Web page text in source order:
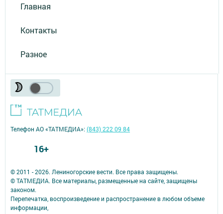
Главная
Контакты
Разное
© 2011 - 2026. Лениногорские вести. Все права защищены.
© ТАТМЕДИА. Все материалы, размещенные на сайте, защищены
законом.
Перепечатка, воспроизведение и распространение в любом объеме
информации,
Телефон АО «ТАТМЕДИА»:(843) 222 09 84
16+